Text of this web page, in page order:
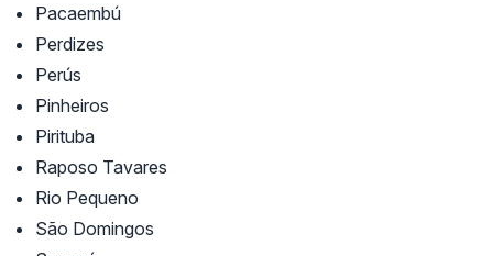
Pacaembú
Perdizes
Perús
Pinheiros
Pirituba
Raposo Tavares
Rio Pequeno
São Domingos